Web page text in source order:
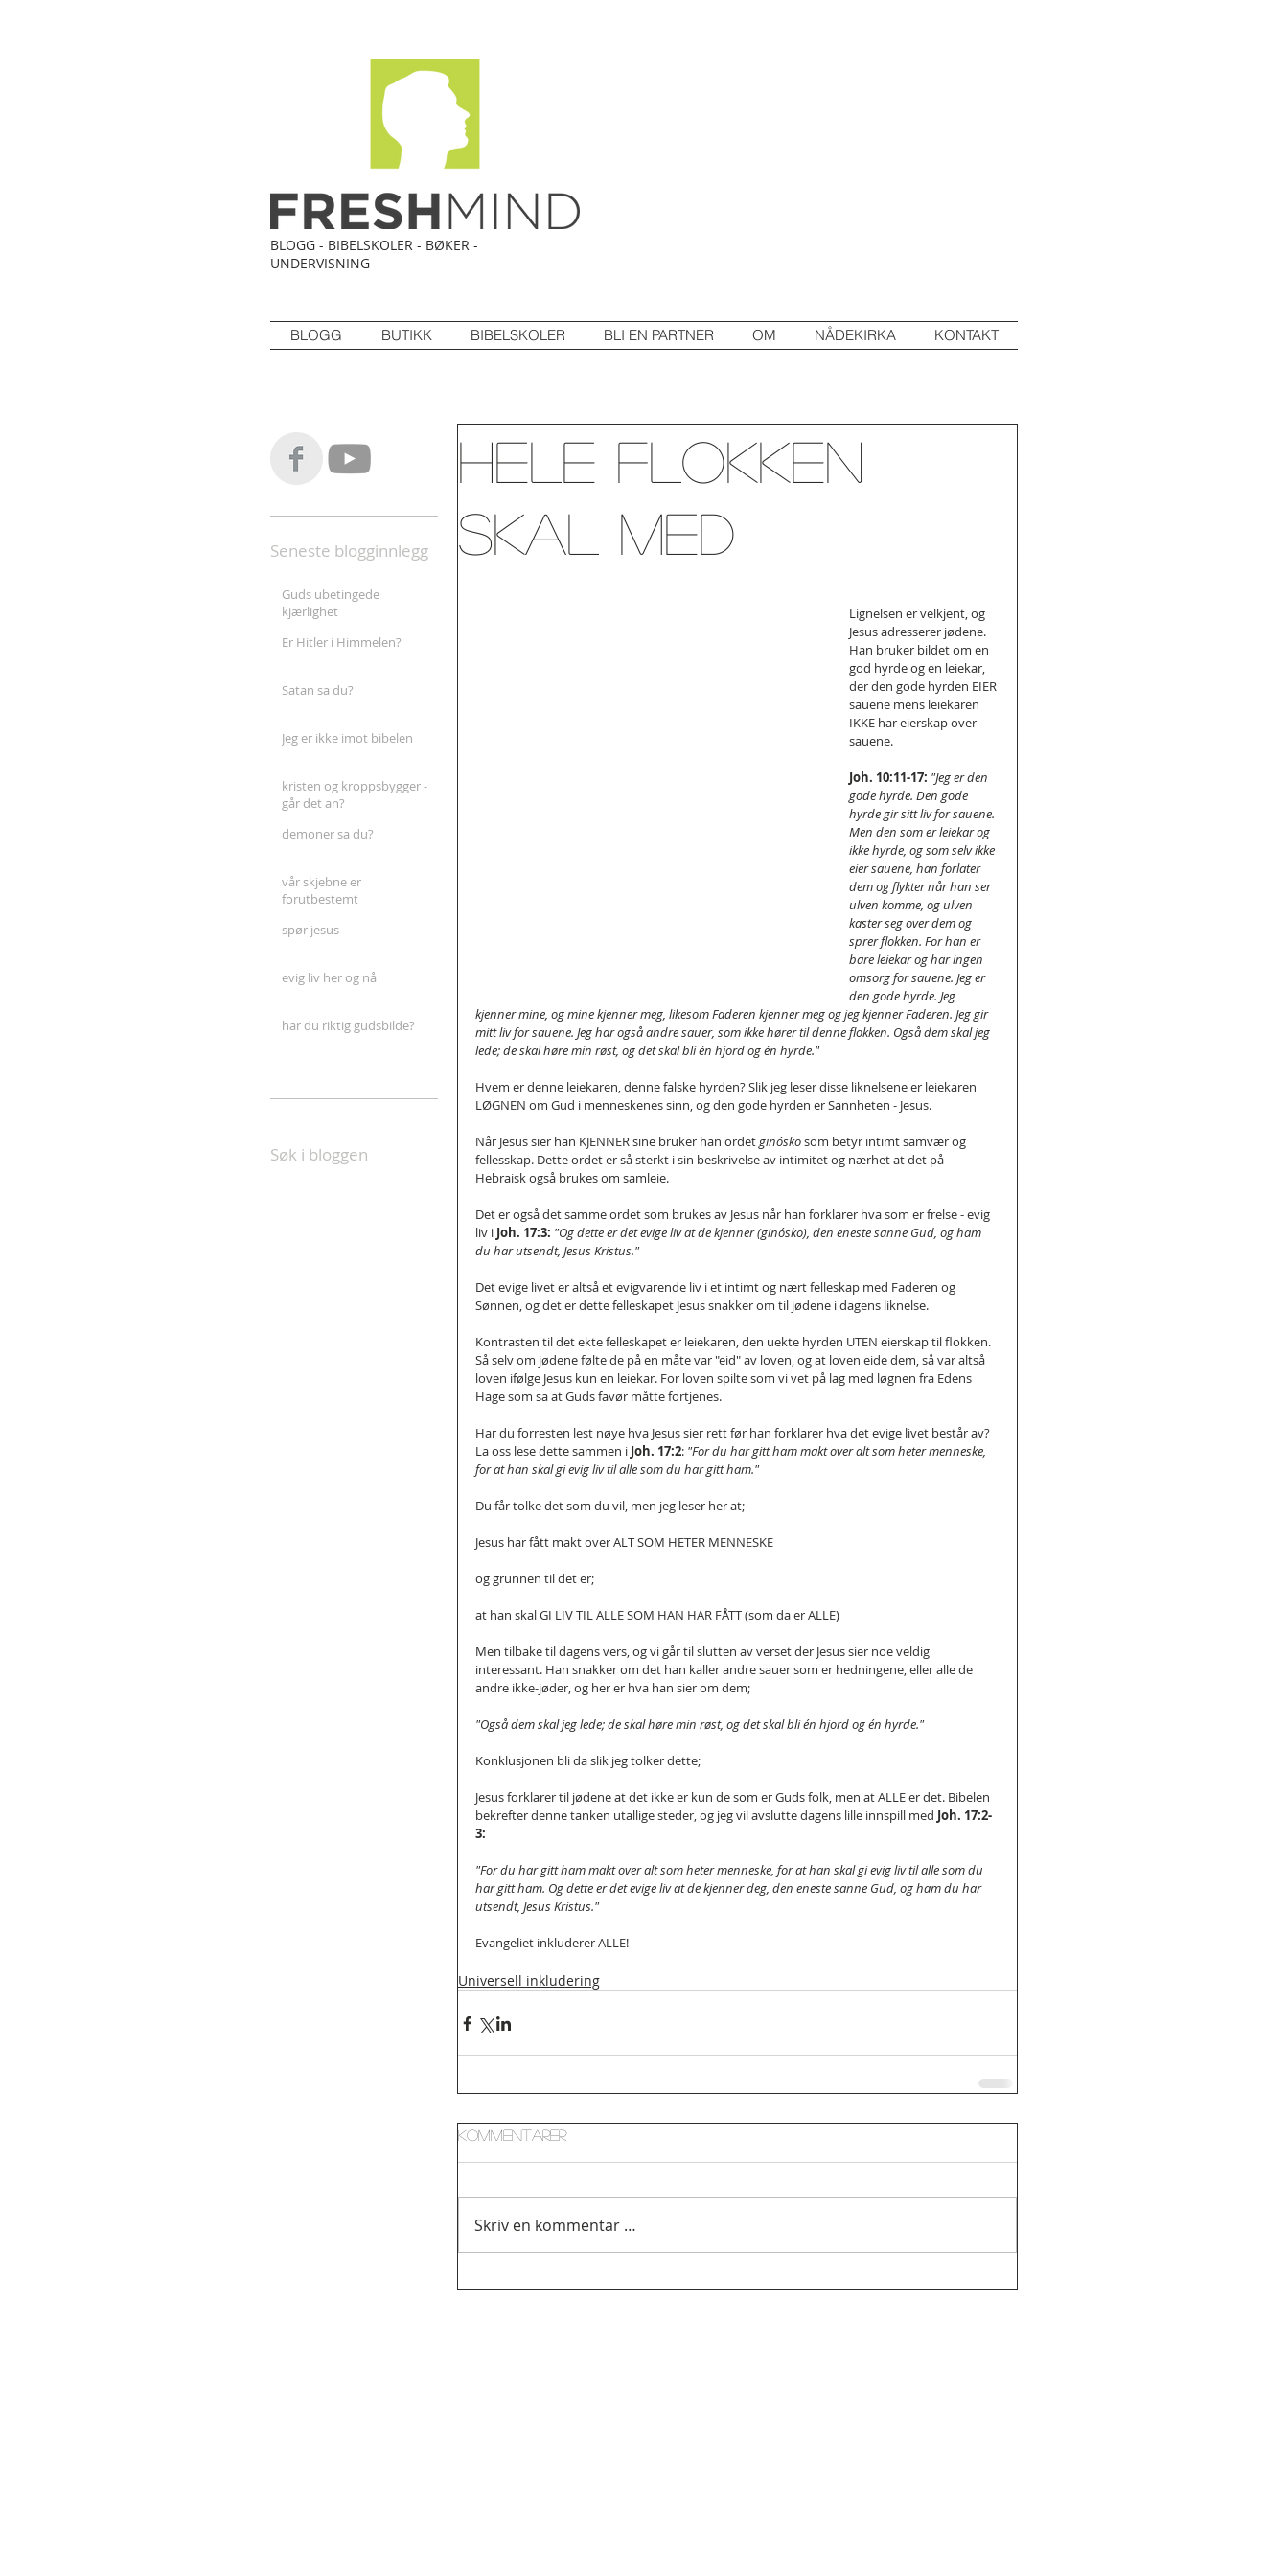
BLOGG - BIBELSKOLER - BØKER -
UNDERVISNING
BLOGG BUTIKK BIBELSKOLER BLI EN PARTNER OM NÅDEKIRKA KONTAKT
Søk i bloggen
Guds ubetingede
kjærlighet
Er Hitler i Himmelen?
Satan sa du?
Jeg er ikke imot bibelen
kristen og kroppsbygger -
går det an?
demoner sa du?
vår skjebne er
forutbestemt
spør jesus
evig liv her og nå
har du riktig gudsbilde?
Seneste blogginnlegg
Hele flokken
skal med
Lignelsen er velkjent, og
Jesus adresserer jødene.
Han bruker bildet om en
god hyrde og en leiekar,
der den gode hyrden EIER
sauene mens leiekaren
IKKE har eierskap over
sauene.
Joh. 10:11-17: "Jeg er den
gode hyrde. Den gode
hyrde gir sitt liv for sauene.
Men den som er leiekar og
ikke hyrde, og som selv ikke
eier sauene, han forlater
dem og flykter når han ser
ulven komme, og ulven
kaster seg over dem og
sprer flokken. For han er
bare leiekar og har ingen
omsorg for sauene. Jeg er
den gode hyrde. Jeg
kjenner mine, og mine kjenner meg, likesom Faderen kjenner meg og jeg kjenner Faderen. Jeg gir
mitt liv for sauene. Jeg har også andre sauer, som ikke hører til denne flokken. Også dem skal jeg
lede; de skal høre min røst, og det skal bli én hjord og én hyrde."
Hvem er denne leiekaren, denne falske hyrden? Slik jeg leser disse liknelsene er leiekaren
LØGNEN om Gud i menneskenes sinn, og den gode hyrden er Sannheten - Jesus.
Når Jesus sier han KJENNER sine bruker han ordet ginósko som betyr intimt samvær og
fellesskap. Dette ordet er så sterkt i sin beskrivelse av intimitet og nærhet at det på
Hebraisk også brukes om samleie.
Det er også det samme ordet som brukes av Jesus når han forklarer hva som er frelse - evig
liv i Joh. 17:3: "Og dette er det evige liv at de kjenner (ginósko), den eneste sanne Gud, og ham
du har utsendt, Jesus Kristus."
Det evige livet er altså et evigvarende liv i et intimt og nært felleskap med Faderen og
Sønnen, og det er dette felleskapet Jesus snakker om til jødene i dagens liknelse.
Kontrasten til det ekte felleskapet er leiekaren, den uekte hyrden UTEN eierskap til flokken.
Så selv om jødene følte de på en måte var "eid" av loven, og at loven eide dem, så var altså
loven ifølge Jesus kun en leiekar. For loven spilte som vi vet på lag med løgnen fra Edens
Hage som sa at Guds favør måtte fortjenes.
Har du forresten lest nøye hva Jesus sier rett før han forklarer hva det evige livet består av?
La oss lese dette sammen i Joh. 17:2: "For du har gitt ham makt over alt som heter menneske,
for at han skal gi evig liv til alle som du har gitt ham."
Du får tolke det som du vil, men jeg leser her at;
Jesus har fått makt over ALT SOM HETER MENNESKE
og grunnen til det er;
at han skal GI LIV TIL ALLE SOM HAN HAR FÅTT (som da er ALLE)
Men tilbake til dagens vers, og vi går til slutten av verset der Jesus sier noe veldig
interessant. Han snakker om det han kaller andre sauer som er hedningene, eller alle de
andre ikke-jøder, og her er hva han sier om dem;
"Også dem skal jeg lede; de skal høre min røst, og det skal bli én hjord og én hyrde."
Konklusjonen bli da slik jeg tolker dette;
Jesus forklarer til jødene at det ikke er kun de som er Guds folk, men at ALLE er det. Bibelen
bekrefter denne tanken utallige steder, og jeg vil avslutte dagens lille innspill med Joh. 17:2-
3:
"For du har gitt ham makt over alt som heter menneske, for at han skal gi evig liv til alle som du
har gitt ham. Og dette er det evige liv at de kjenner deg, den eneste sanne Gud, og ham du har
utsendt, Jesus Kristus."
Evangeliet inkluderer ALLE!
Universell inkludering
Kommentarer
Skriv en kommentar …